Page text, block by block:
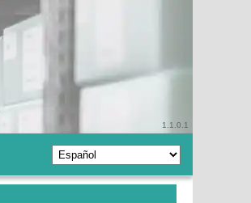
1.1.0.1